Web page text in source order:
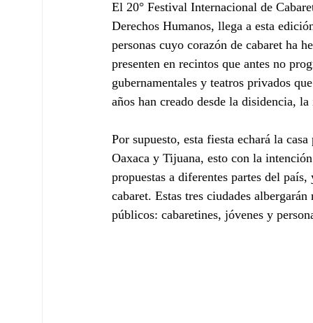
El 20° Festival Internacional de
Derechos Humanos, llega a esta
personas cuyo corazón de cabaret ha
presenten en recintos que antes no
gubernamentales y teatros privados
años han creado desde la disidencia,
Por supuesto, esta fiesta echará la
Oaxaca y Tijuana, esto con la
propuestas a diferentes partes del
cabaret. Estas tres ciudades
públicos: cabaretines, jóvenes y